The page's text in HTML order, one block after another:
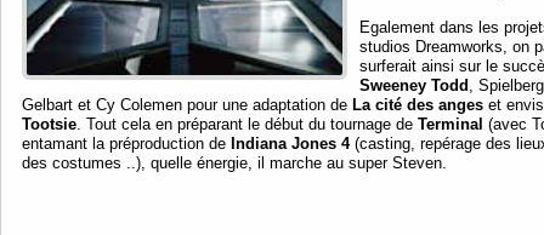
Egalement dans les
studios Dreamworks, on
surferait ainsi sur le
Sweeney Todd ,
Gelbart et Cy Colemen pour une adaptation de La cité des anges et
Tootsie. Tout cela en préparant le début du tournage de Terminal (avec
entamant la préproduction de Indiana Jones 4(casting, repérage des
des costumes ..), quelle énergie, il marche au super Steven.